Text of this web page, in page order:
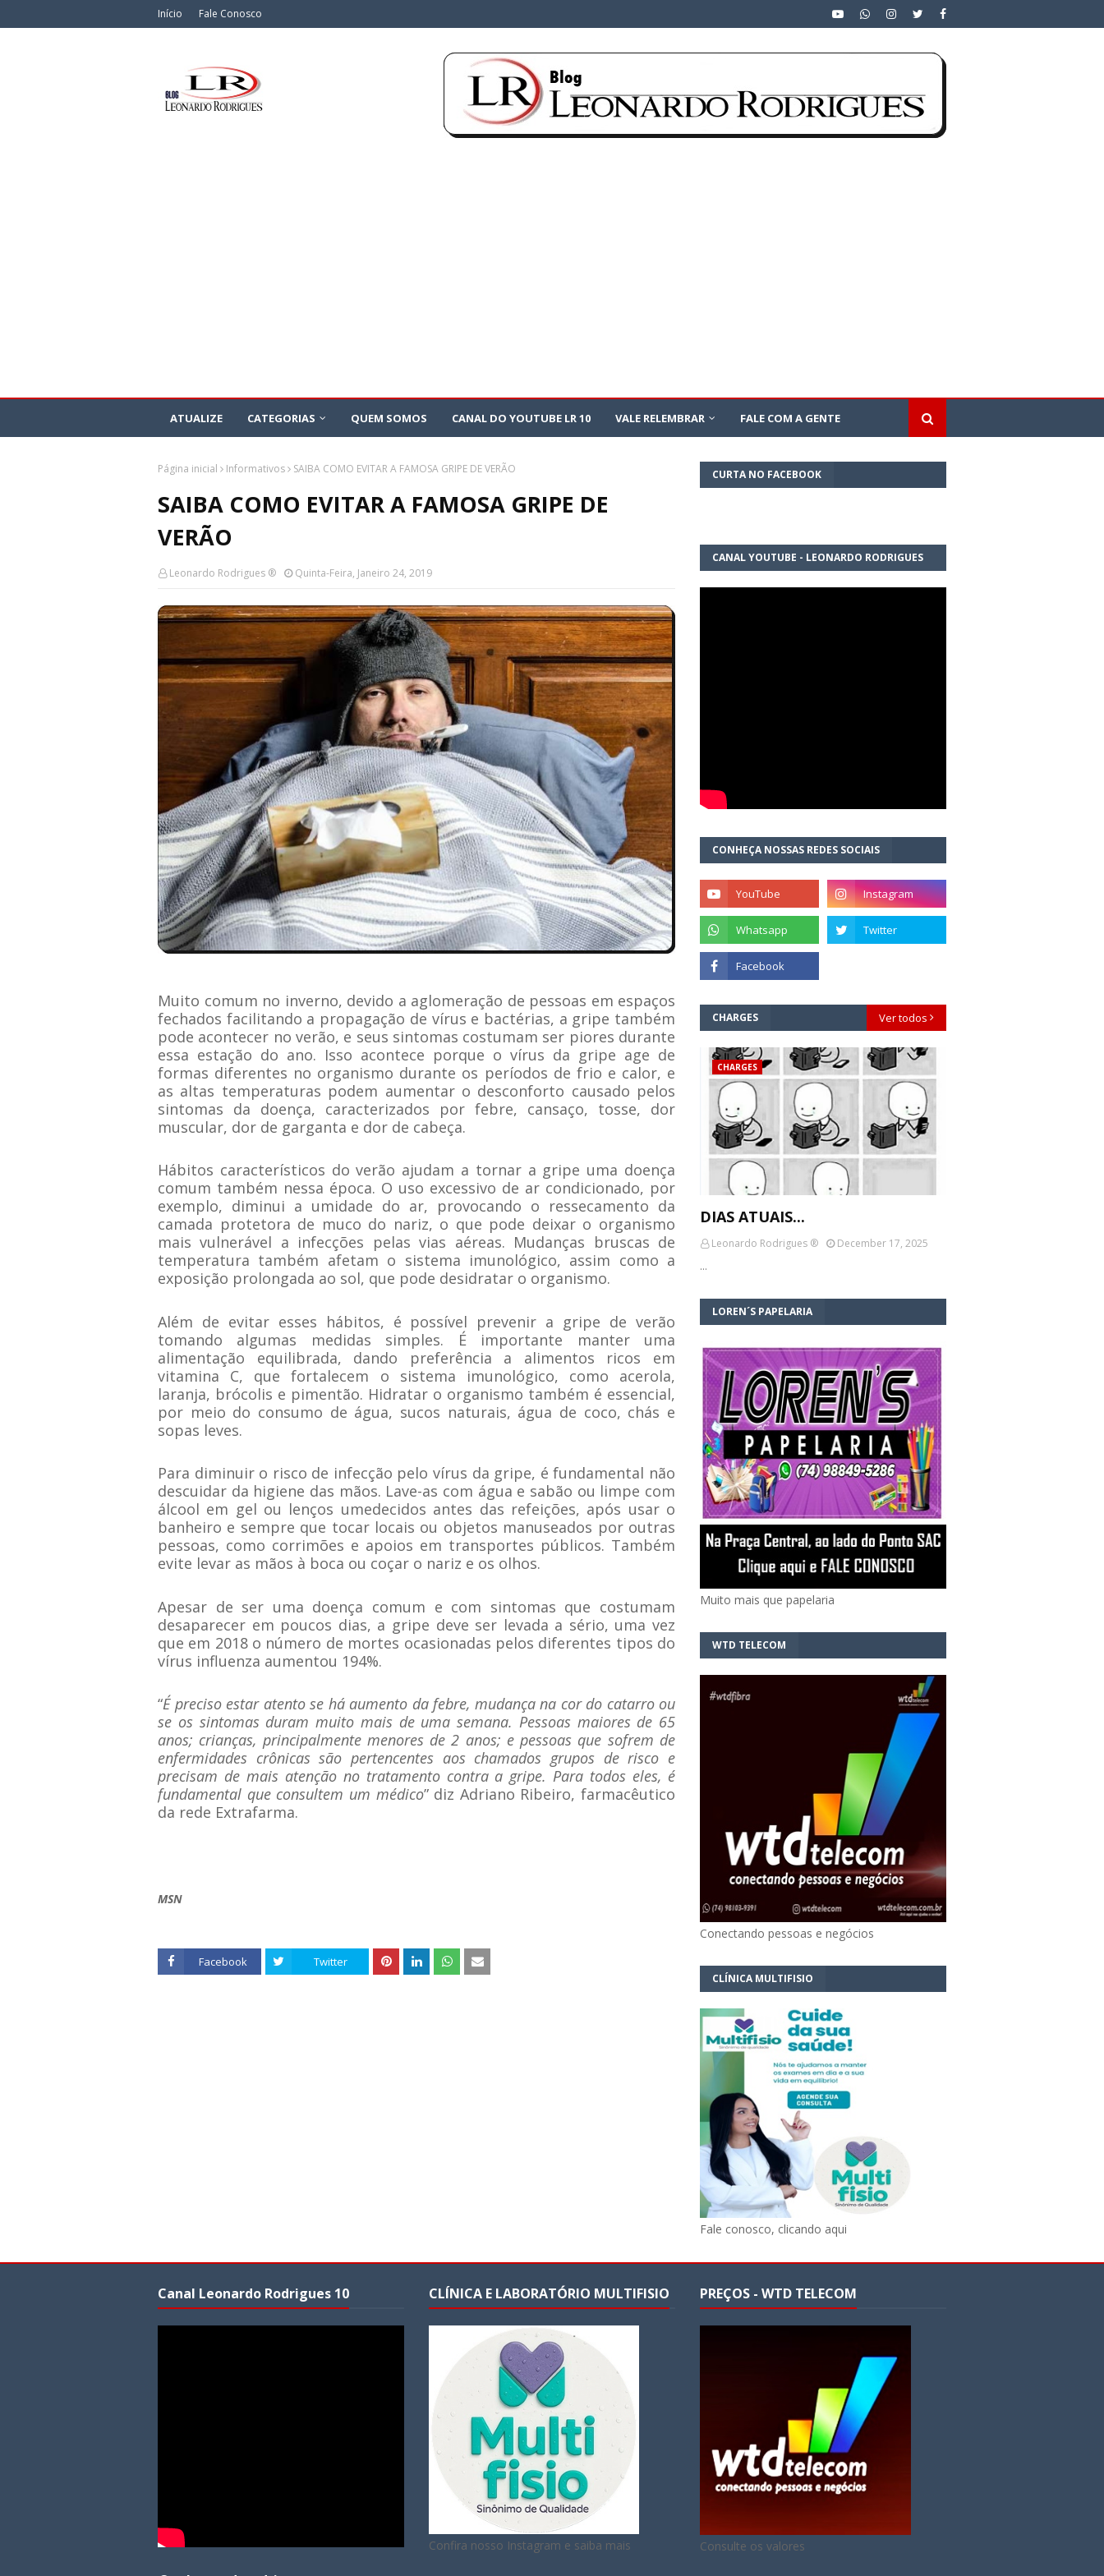
Início Fale Conosco
ATUALIZE CATEGORIAS QUEM SOMOS CANAL DO YOUTUBE LR 10 VALE RELEMBRAR FALE COM A GENTE
Página inicial Informativos SAIBA COMO EVITAR A FAMOSA GRIPE DE VERÃO
SAIBA COMO EVITAR A FAMOSA GRIPE DE
VERÃO
Leonardo Rodrigues ® Quinta-Feira, Janeiro 24, 2019
Muito comum no inverno, devido a aglomeração de pessoas em espaços
fechados facilitando a propagação de vírus e bactérias, a gripe também
pode acontecer no verão, e seus sintomas costumam ser piores durante
essa estação do ano. Isso acontece porque o vírus da gripe age de
formas diferentes no organismo durante os períodos de frio e calor, e
as altas temperaturas podem aumentar o desconforto causado pelos
sintomas da doença, caracterizados por febre, cansaço, tosse, dor
muscular, dor de garganta e dor de cabeça.
Hábitos característicos do verão ajudam a tornar a gripe uma doença
comum também nessa época. O uso excessivo de ar condicionado, por
exemplo, diminui a umidade do ar, provocando o ressecamento da
camada protetora de muco do nariz, o que pode deixar o organismo
mais vulnerável a infecções pelas vias aéreas. Mudanças bruscas de
temperatura também afetam o sistema imunológico, assim como a
exposição prolongada ao sol, que pode desidratar o organismo.
Além de evitar esses hábitos, é possível prevenir a gripe de verão
tomando algumas medidas simples. É importante manter uma
alimentação equilibrada, dando preferência a alimentos ricos em
vitamina C, que fortalecem o sistema imunológico, como acerola,
laranja, brócolis e pimentão. Hidratar o organismo também é essencial,
por meio do consumo de água, sucos naturais, água de coco, chás e
sopas leves.
Para diminuir o risco de infecção pelo vírus da gripe, é fundamental não
descuidar da higiene das mãos. Lave-as com água e sabão ou limpe com
álcool em gel ou lenços umedecidos antes das refeições, após usar o
banheiro e sempre que tocar locais ou objetos manuseados por outras
pessoas, como corrimões e apoios em transportes públicos. Também
evite levar as mãos à boca ou coçar o nariz e os olhos.
Apesar de ser uma doença comum e com sintomas que costumam
desaparecer em poucos dias, a gripe deve ser levada a sério, uma vez
que em 2018 o número de mortes ocasionadas pelos diferentes tipos do
vírus influenza aumentou 194%.
“É preciso estar atento se há aumento da febre, mudança na cor do catarro ou
se os sintomas duram muito mais de uma semana. Pessoas maiores de 65
anos; crianças, principalmente menores de 2 anos; e pessoas que sofrem de
enfermidades crônicas são pertencentes aos chamados grupos de risco e
precisam de mais atenção no tratamento contra a gripe. Para todos eles, é
fundamental que consultem um médico” diz Adriano Ribeiro, farmacêutico
da rede Extrafarma.
MSN
Facebook Twitter
CURTA NO FACEBOOK
CANAL YOUTUBE - LEONARDO RODRIGUES
CONHEÇA NOSSAS REDES SOCIAIS
CHARGES Ver todos
CHARGES
DIAS ATUAIS...
Leonardo Rodrigues ®
December 17, 2025
…
LOREN´S PAPELARIA
Muito mais que papelaria
WTD TELECOM
Conectando pessoas e negócios
CLÍNICA MULTIFISIO
Fale conosco, clicando aqui
Canal Leonardo Rodrigues 10 CLÍNICA E LABORATÓRIO MULTIFISIO
Confira nosso Instagram e saiba mais
PREÇOS - WTD TELECOM
Consulte os valores